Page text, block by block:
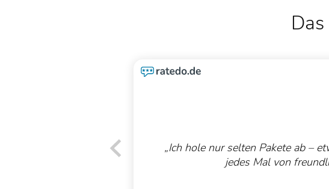
„Ich hole nur selten Pakete ab –
jedes Mal von